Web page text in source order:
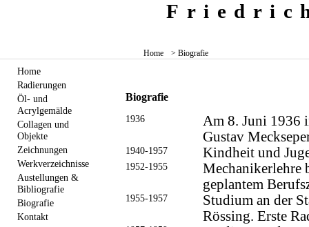
Home > Biografie
Biografie
1936
Am 8. Juni 1936
Gustav
1940-1957 Kindheit und
1952-1955
Mechanikerlehre
geplantem
1955-1957
Studium an der
Rössing. Erste
Home
Radierungen
Öl- und
Acrylgemälde
Collagen und
Objekte
Zeichnungen
Werkverzeichnisse
Austellungen &
Bibliografie
Biografie
Kontakt